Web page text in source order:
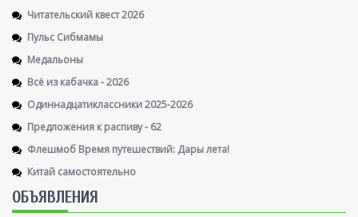
Читательский квест 2026
Пульс Сибмамы
Медальоны
Всё из кабачка - 2026
Одиннадцатиклассники 2025-2026
Предложения к распиву - 62
Флешмоб Время путешествий: Дары лета!
Китай самостоятельно
ОБЪЯВЛЕНИЯ